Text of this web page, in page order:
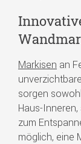
Markisen an
sorgen
Haus-
zum
möglich, eine